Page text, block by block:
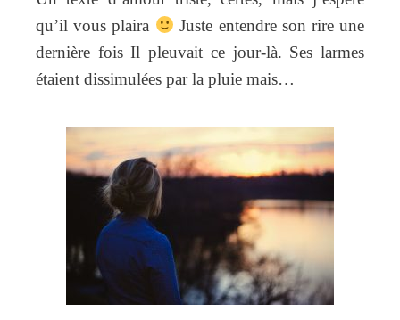
qu’il vous plaira
Juste entendre son rire une
dernière fois Il pleuvait ce jour-là. Ses larmes
étaient dissimulées par la pluie mais…